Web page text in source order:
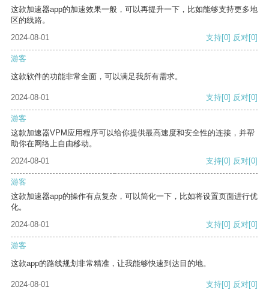
这款加速器app的加速效果一般，可以再提升一下，比如能够支持更多地
区的线路。
2024-08-01
支持[0] 反对[0]
游客
这款软件的功能非常全面，可以满足我所有需求。
2024-08-01 支持[0] 反对[0]
游客
这款加速器VPM应用程序可以给你提供最高速度和安全性的连接，并帮
助你在网络上自由移动。
2024-08-01
支持[0] 反对[0]
游客
这款加速器app的操作有点复杂，可以简化一下，比如将设置页面进行优
化。
2024-08-01
支持[0] 反对[0]
游客
这款app的路线规划非常精准，让我能够快速到达目的地。
2024-08-01 支持[0] 反对[0]